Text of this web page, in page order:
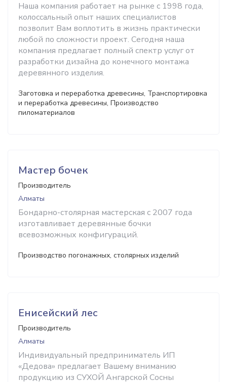
Наша компания работает на рынке с 1998 года,
колоссальный опыт наших специалистов
позволит Вам воплотить в жизнь практически
любой по сложности проект. Сегодня наша
компания предлагает полный спектр услуг от
разработки дизайна до конечного монтажа
деревянного изделия.
Заготовка и переработка древесины, Транспортировка
и переработка древесины, Производство
пиломатериалов
Мастер бочек
Производитель
Алматы
Бондарно-столярная мастерская с 2007 года
изготавливает деревянные бочки
всевозможных конфигураций.
Производство погонажных, столярных изделий
Енисейский лес
Производитель
Алматы
Индивидуальный предприниматель ИП
«Дедова» предлагает Вашему вниманию
продукцию из СУХОЙ Ангарской Сосны